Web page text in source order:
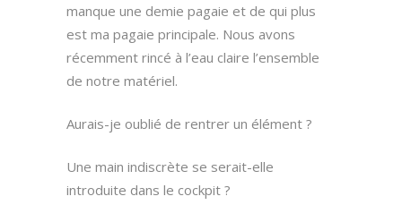
manque une demie pagaie et de qui plus
est ma pagaie principale. Nous avons
récemment rincé à l’eau claire l’ensemble
de notre matériel.
Aurais-je oublié de rentrer un élément ?
Une main indiscrète se serait-elle
introduite dans le cockpit ?